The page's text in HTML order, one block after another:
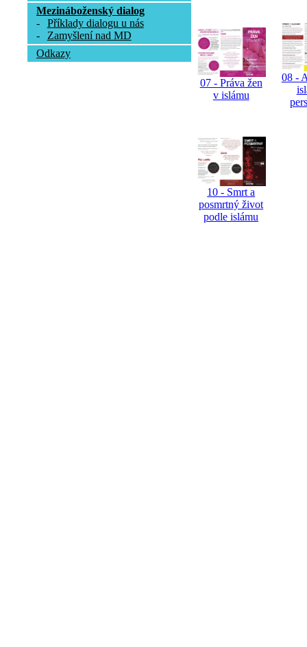
Mezináboženský dialog
-
Příklady dialogu u nás
-
Zamyšlení nad MD
Odkazy
07 - Práva žen
v islámu
08 -
10 - Smrt a
posmrtný život
podle islámu